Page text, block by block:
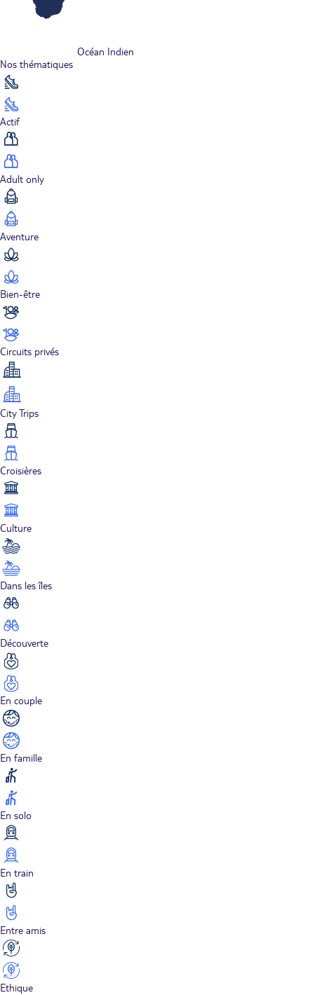
Océan Indien
Nos thématiques
Actif
Adult only
Aventure
Bien-être
Circuits privés
City Trips
Croisières
Culture
Dans les îles
Découverte
En couple
En famille
En solo
En train
Entre amis
Ethique